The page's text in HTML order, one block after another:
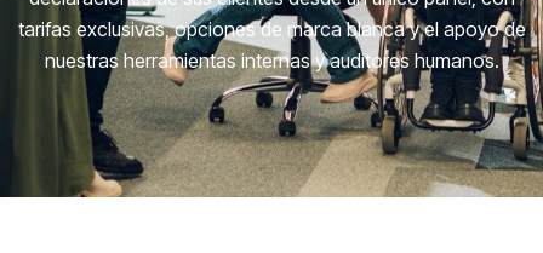
tarifas exclusivas, opciones de marca blanca y el apoyo de
nuestras herramientas internas y auditores humanos.